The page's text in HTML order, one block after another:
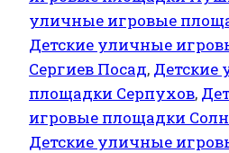
уличные игровые
Детские уличные
Сергиев Посад, Детские
площадки Серпухов,
игровые площадки
Детские уличные